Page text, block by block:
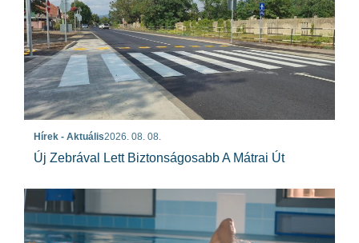
Hírek - Aktuális2026. 08. 08.
Új Zebrával Lett Biztonságosabb A Mátrai Út